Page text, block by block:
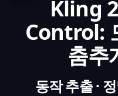
Kling
Control:
춤추
동작 추출 ·